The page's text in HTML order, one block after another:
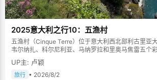
2025意大利之行10：五渔村
五渔村（Cinque Terre）位于意大利西北部利古里亚
韦尔纳扎、科尔尼利亚、马纳罗拉和里奥马焦雷五个
山傍海，房屋色彩斑斓，1997年被列为世界文化遗产。
UP主: 卢颖
旅行 • 2026/8/2